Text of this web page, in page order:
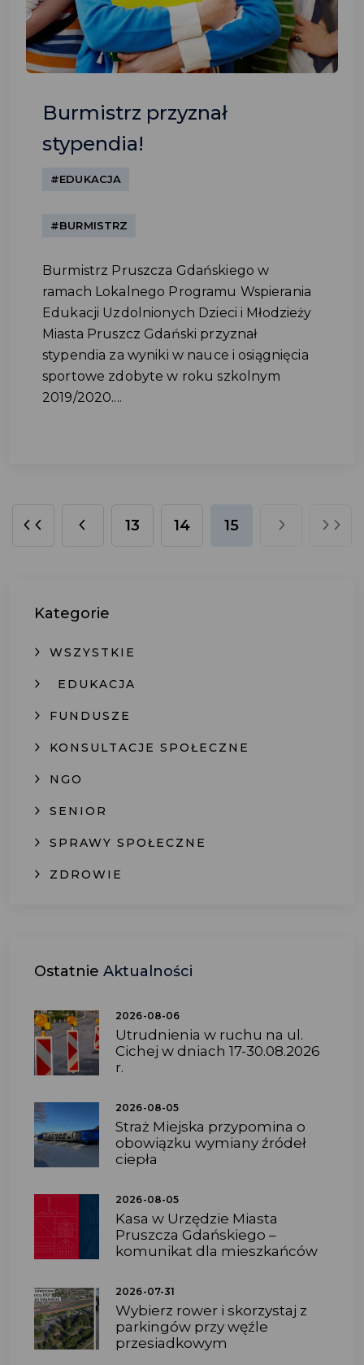
Burmistrz przyznał
stypendia!
#EDUKACJA
#BURMISTRZ
Burmistrz Pruszcza Gdańskiego w
ramach Lokalnego Programu Wspierania
Edukacji Uzdolnionych Dzieci i Młodzieży
Miasta Pruszcz Gdański przyznał
stypendia za wyniki w nauce i osiągnięcia
sportowe zdobyte w roku szkolnym
2019/2020....
13 14 15
Kategorie
WSZYSTKIE
EDUKACJA
FUNDUSZE
KONSULTACJE SPOŁECZNE
NGO
SENIOR
SPRAWY SPOŁECZNE
ZDROWIE
Ostatnie Aktualności
2026-08-06
Utrudnienia w ruchu na ul.
Cichej w dniach 17-30.08.2026
r.
2026-08-05
Straż Miejska przypomina o
obowiązku wymiany źródeł
ciepła
2026-08-05
Kasa w Urzędzie Miasta
Pruszcza Gdańskiego –
komunikat dla mieszkańców
2026-07-31
Wybierz rower i skorzystaj z
parkingów przy węźle
przesiadkowym